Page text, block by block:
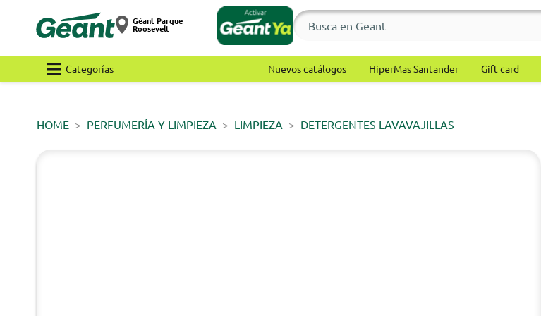
Géant Parque
Roosevelt
Categorías Nuevos catálogos HiperMas Santander Gift card
HOME PERFUMERÍA Y LIMPIEZA LIMPIEZA DETERGENTES LAVAVAJILLAS